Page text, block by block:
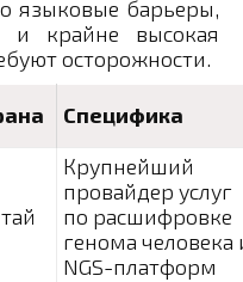
языковые барьеры,
и крайне высокая
осторожности.
Специфика
Крупнейший
провайдер услуг
по расшифровке
генома человека
NGS-платформ